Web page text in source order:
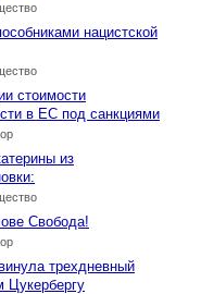
нацистской
стоимости
в ЕС под санкциями
из
Свобода!
трехдневный
Цукербергу